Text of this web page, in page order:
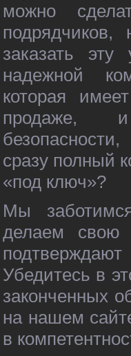
можно
заказать
надежной
которая
продаже,
сразу полный
«под ключ»?
Мы
делаем свою
Убедитесь в
законченных
на нашем
в